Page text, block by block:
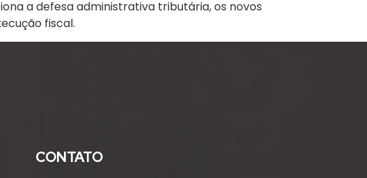
a defesa administrativa tributária, os novos
fiscal.
CONTATO